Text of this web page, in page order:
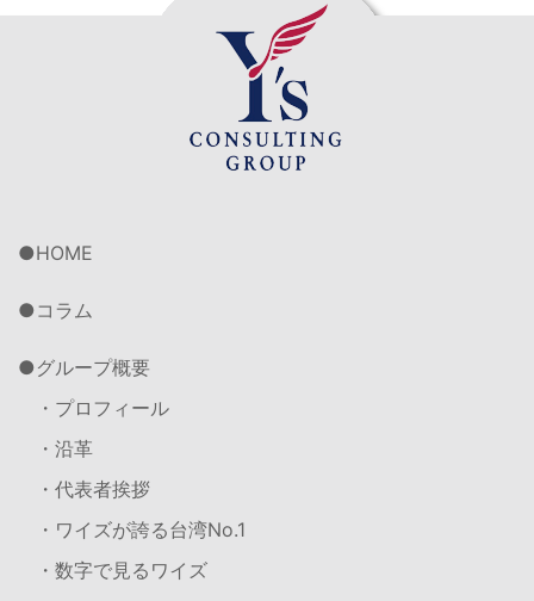
HOME
コラム
グループ概要
・プロフィール
・沿革
・代表者挨拶
・ワイズが誇る台湾No.1
・数字で見るワイズ